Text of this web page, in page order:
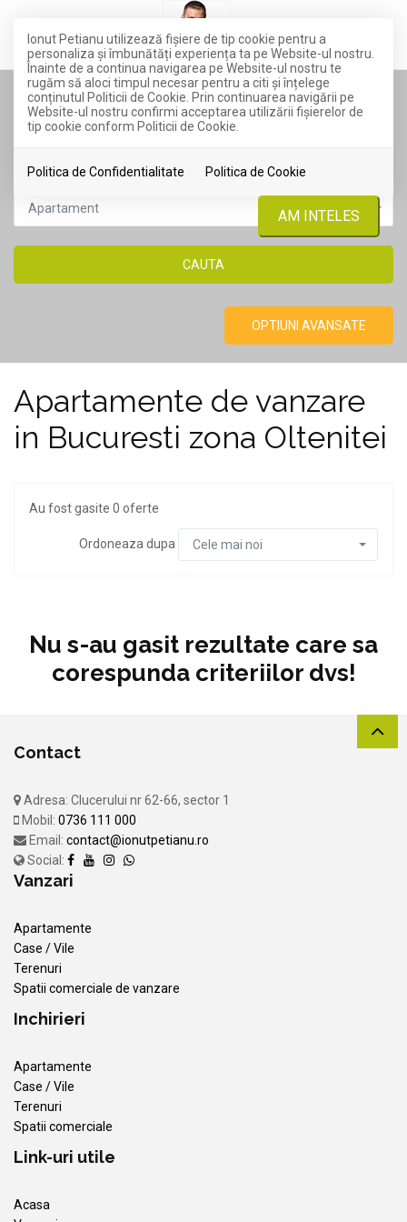
Ionut Petianu utilizează fişiere de tip cookie pentru a
personaliza și îmbunătăți experiența ta pe Website-ul nostru.
Înainte de a continua navigarea pe Website-ul nostru te
rugăm să aloci timpul necesar pentru a citi și înțelege
conținutul Politicii de Cookie. Prin continuarea navigării pe
Website-ul nostru confirmi acceptarea utilizării fişierelor de
tip cookie conform Politicii de Cookie.
Politica de Confidentialitate Politica de Cookie
AM INTELES
TIP TRANZACTIE
TIP PROPRIETATE
Apartament
OPTIUNI AVANSATE
Apartamente de vanzare
in Bucuresti zona Oltenitei
Au fost gasite 0 oferte
Ordoneaza dupa Cele mai noi
Nu s-au gasit rezultate care sa
corespunda criteriilor dvs!
Contact
Adresa: Clucerului nr 62-66, sector 1
Mobil: 0736 111 000
Email: contact@ionutpetianu.ro
Social:
Vanzari
Apartamente
Case / Vile
Terenuri
Spatii comerciale de vanzare
Inchirieri
Apartamente
Case / Vile
Terenuri
Spatii comerciale
Link-uri utile
Acasa